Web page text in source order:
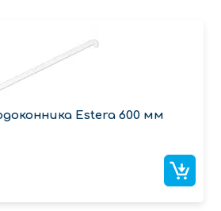
Estera 600 мм